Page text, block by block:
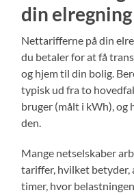
din elregning
Nettarifferne på din
du betaler for at få
og hjem til din bolig.
typisk ud fra to
bruger (målt i kWh), og
den.
Mange netselskaber
tariffer, hvilket betyder,
timer, hvor